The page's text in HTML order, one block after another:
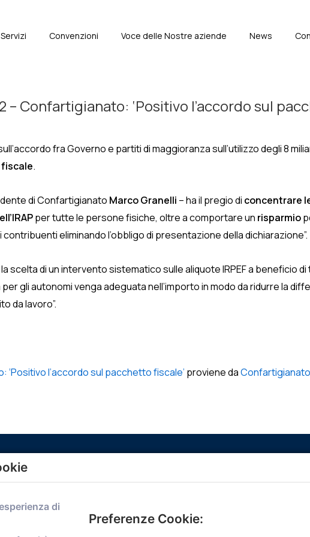
Servizi Convenzioni Voce delle Nostre aziende News
– Confartigianato: ‘Positivo l’accordo sul
fra Governo e partiti di maggioranza sull’utilizzo degli 8
.
di Confartigianato Marco Granelli – ha il pregio di concentrare
per tutte le persone fisiche, oltre a comportare un risparmio
contribuenti eliminando l’obbligo di presentazione della dichiarazione”.
scelta di un intervento sistematico sulle aliquote IRPEF a beneficio
gli autonomi venga adeguata nell’importo in modo da ridurre la
da lavoro”.
‘Positivo l’accordo sul pacchetto fiscale’ proviene da
Menù
Home
Servizi
di
Preferenze Cookie: